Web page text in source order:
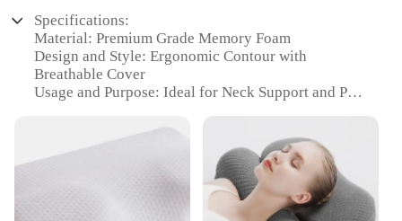
Specifications:
Material: Premium Grade Memory Foam
Design and Style: Ergonomic Contour with
Breathable Cover
Usage and Purpose: Ideal for Neck Support and Pain
Typical Adaptive Scenario: Suitable for Side, Back,
and Stomach Sleepers
Shape or Size or Weight or Quantity: Standard Size
with Medium Firmness
Performance and Property: Promotes Spinal